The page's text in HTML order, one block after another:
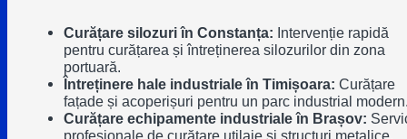
Curățare silozuri în Constanța: Intervenție rapidă
pentru curățarea și întreținerea silozurilor din zona
portuară.
Întreținere hale industriale în Timișoara: Curățare
fațade și acoperișuri pentru un parc industrial
Curățare echipamente industriale în Brașov:
profesionale de curățare utilaje și structuri metalice.